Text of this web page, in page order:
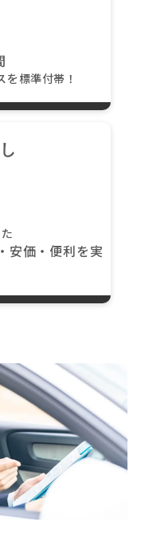
標準付帯！
安価・便利を実